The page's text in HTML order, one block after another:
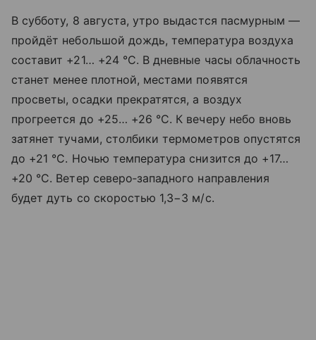
В субботу, 8 августа, утро выдастся пасмурным —
пройдёт небольшой дождь, температура воздуха
составит +21… +24 °C. В дневные часы облачность
станет менее плотной, местами появятся
просветы, осадки прекратятся, а воздух
прогреется до +25… +26 °C. К вечеру небо вновь
затянет тучами, столбики термометров опустятся
до +21 °C. Ночью температура снизится до +17…
+20 °C. Ветер северо‑западного направления
будет дуть со скоростью 1,3−3 м/с.